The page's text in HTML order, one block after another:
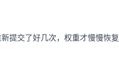
提交了好几次，权重才慢慢恢复